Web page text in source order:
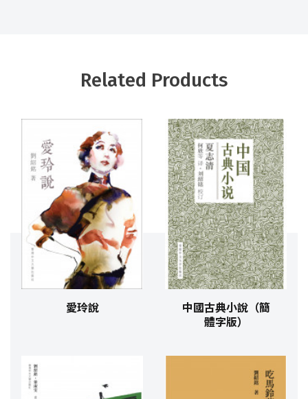
Related Products
愛玲說
中國古典小說（簡
體字版）